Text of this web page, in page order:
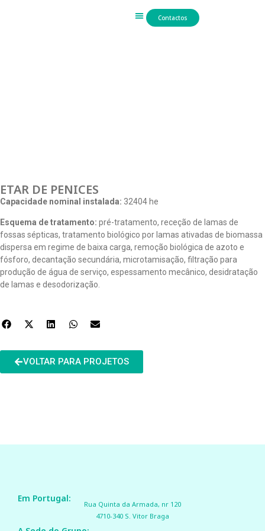
Contactos
ETAR DE PENICES
Capacidade nominal instalada: 32404 he
Esquema de tratamento: pré-tratamento, receção de lamas de
fossas sépticas, tratamento biológico por lamas ativadas de biomassa
dispersa em regime de baixa carga, remoção biológica de azoto e
fósforo, decantação secundária, microtamisação, filtração para
produção de água de serviço, espessamento mecânico, desidratação
de lamas e desodorização.
VOLTAR PARA PROJETOS
Em Portugal:
Rua Quinta da Armada, nr 120
4710-340 S. Vitor Braga